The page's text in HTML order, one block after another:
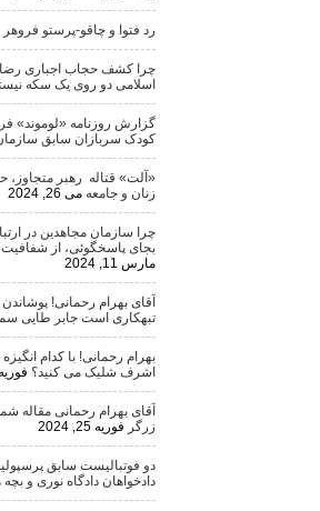
رد فتوا و چاقو-پرستو فروهر جولای 14, 2024
چرا کشف حجاب اجباری رضا شاه و
اسلامی دو روی یک سکه نیستند؟ جولای
گزارش روزنامه «لوموند» فرانسه
کودک سربازان سابق سازمان
«آلت» قتاله رهبر متجاوز، حجاب
زنان و جامعه می 26, 2024
چرا سازمان مجاهدین در ارتباط با
بجای پاسخگوئی، از شفافیت فرار
آقای بهرام رحمانی! پوشاندن
تبهکاری است جابر طایی سمیرمی
بهرام رحمانی! با کدام انگیزه بی
اشرف شلیک می کنید؟ فوریه 28, 2024
آقای بهرام رحمانی مقاله شما
فوریه 25, 2024
دو فوتبالیست سابق پرسپولیس
دادخواهان دادگاه نوری و بچه ها